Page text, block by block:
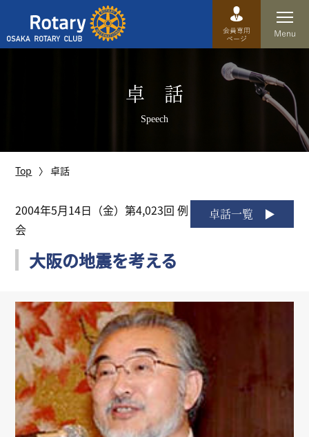
運営方針
歴史
特徴
リンク
会員専用ページ
English
卓 話
Speech
Top 卓話
卓話一覧
2004年5月14日（金）第4,023回 例
会
大阪の地震を考える